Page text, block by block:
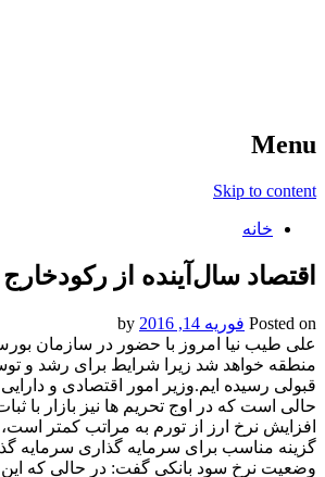
Menu
Skip to content
خانه
اقتصاد سال‌آینده از
Posted on فوریه 14, 2016
علی طیب نیا امروز با حضور در سازمان
منطقه خواهد شد زیرا شرایط برای رشد و
قبولی رسیده ایم.وزیر امور اقتصادی و
حالی است که در اوج تحریم ها نیز بازار با
افزایش نرخ ارز از تورم به مراتب کمتر
گزینه مناسب برای سرمایه گذاری سرمایه